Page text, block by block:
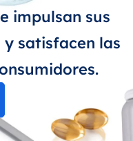
impulsan sus
satisfacen las